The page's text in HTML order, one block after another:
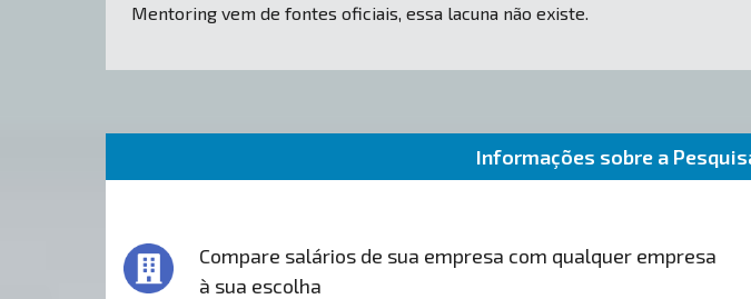
Mentoring vem de fontes oficiais, essa lacuna não existe.
Informações sobre a
Compare salários de sua empresa com qualquer empresa
à sua escolha